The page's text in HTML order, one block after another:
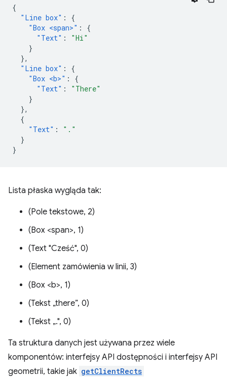
{
"Line box" :
{
"Box <span>" :
{
"Text" :
"Hi"
}
},
"Line box" :
{
"Box <b>" :
{
"Text" :
"There"
}
},
{
"Text" :
"."
}
}
Lista płaska wygląda tak:
(Pole tekstowe, 2)
(Box <span>, 1)
(Text "Cześć", 0)
(Element zamówienia w linii, 3)
(Box <b>, 1)
(Tekst „there”, 0)
(Tekst „.", 0)
Ta struktura danych jest używana przez wiele
komponentów: interfejsy API dostępności i interfejsy API
geometrii, takie jak getClientRects